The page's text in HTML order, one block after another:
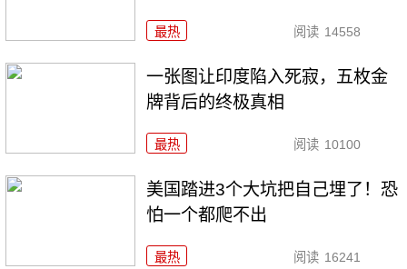
最热 阅读 14558
一张图让印度陷入死寂，五枚金
牌背后的终极真相
最热 阅读 10100
美国踏进3个大坑把自己埋了！恐
怕一个都爬不出
最热 阅读 16241